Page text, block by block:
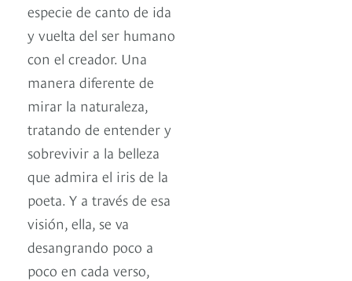
especie de canto de ida
y vuelta del ser humano
con el creador. Una
manera diferente de
mirar la naturaleza,
tratando de entender y
sobrevivir a la belleza
que admira el iris de la
poeta. Y a través de esa
visión, ella, se va
desangrando poco a
poco en cada verso,